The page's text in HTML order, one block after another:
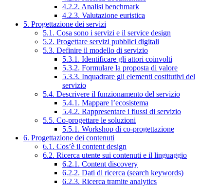
4.2.2. Analisi benchmark
4.2.3. Valutazione euristica
5. Progettazione dei servizi
5.1. Cosa sono i servizi e il service design
5.2. Progettare servizi pubblici digitali
5.3. Definire il modello di servizio
5.3.1. Identificare gli attori coinvolti
5.3.2. Formulare la proposta di valore
5.3.3. Inquadrare gli elementi costitutivi del
servizio
5.4. Descrivere il funzionamento del servizio
5.4.1. Mappare l’ecosistema
5.4.2. Rappresentare i flussi di servizio
5.5. Co-progettare le soluzioni
5.5.1. Workshop di co-progettazione
6. Progettazione dei contenuti
6.1. Cos’è il content design
6.2. Ricerca utente sui contenuti e il linguaggio
6.2.1. Content discovery
6.2.2. Dati di ricerca (search keywords)
6.2.3. Ricerca tramite analytics